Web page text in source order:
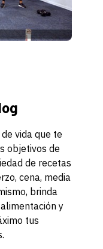
vida que te
objetivos de
de recetas
cena, media
brinda
y
tus